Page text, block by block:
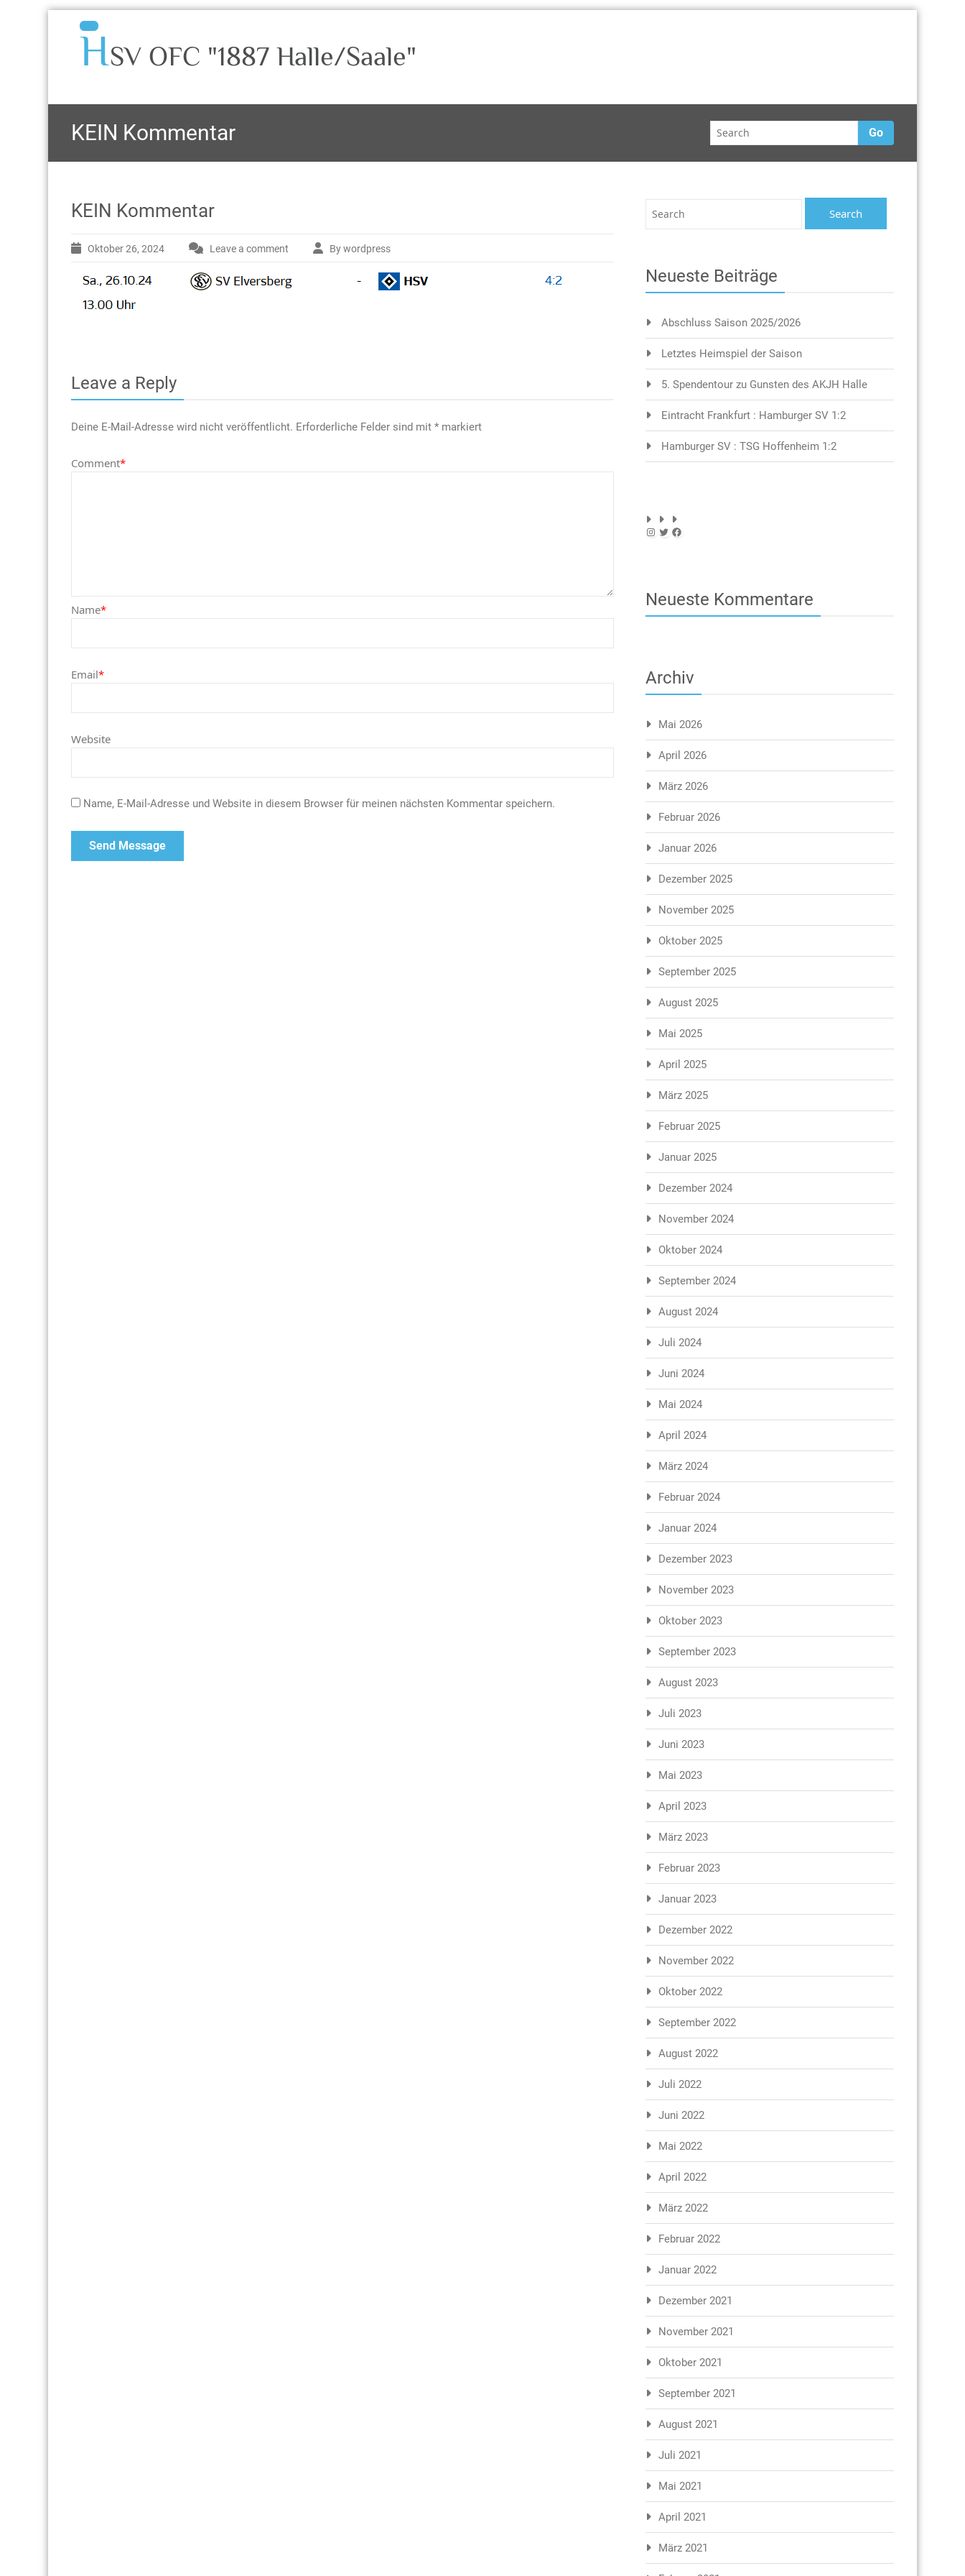
HSV OFC "1887 Halle/Saale"
KEIN Kommentar Go
KEIN Kommentar
Oktober 26, 2024 Leave a comment By wordpress
Leave a Reply
Deine E-Mail-Adresse wird nicht veröffentlicht. Erforderliche Felder sind mit * markiert
Comment*
Name*
Email*
Website
Name, E-Mail-Adresse und Website in diesem Browser für meinen nächsten Kommentar speichern.
Neueste Beiträge
Abschluss Saison 2025/2026
Letztes Heimspiel der Saison
5. Spendentour zu Gunsten des AKJH Halle
Eintracht Frankfurt : Hamburger SV 1:2
Hamburger SV : TSG Hoffenheim 1:2
Instagram
TwitterFacebook
Neueste Kommentare
Archiv
Mai 2026
April 2026
März 2026
Februar 2026
Januar 2026
Dezember 2025
November 2025
Oktober 2025
September 2025
August 2025
Mai 2025
April 2025
März 2025
Februar 2025
Januar 2025
Dezember 2024
November 2024
Oktober 2024
September 2024
August 2024
Juli 2024
Juni 2024
Mai 2024
April 2024
März 2024
Februar 2024
Januar 2024
Dezember 2023
November 2023
Oktober 2023
September 2023
August 2023
Juli 2023
Juni 2023
Mai 2023
April 2023
März 2023
Februar 2023
Januar 2023
Dezember 2022
November 2022
Oktober 2022
September 2022
August 2022
Juli 2022
Juni 2022
Mai 2022
April 2022
März 2022
Februar 2022
Januar 2022
Dezember 2021
November 2021
Oktober 2021
September 2021
August 2021
Juli 2021
Mai 2021
April 2021
März 2021